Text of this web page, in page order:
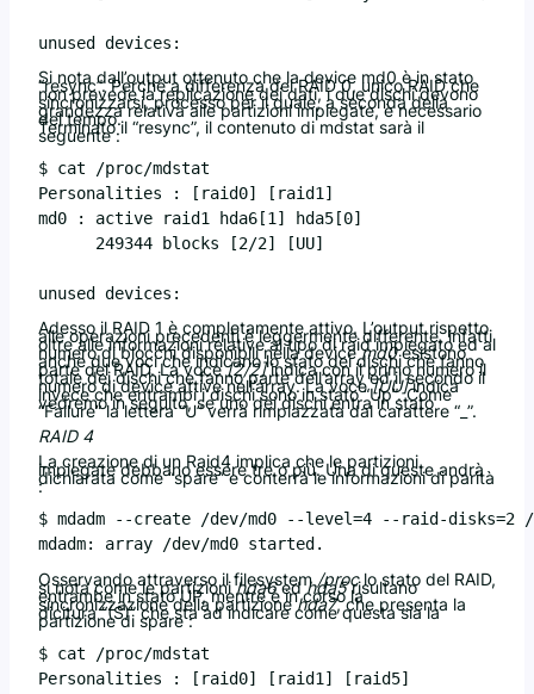
unused devices:
Si nota dall’output ottenuto che la device md0 è in stato
“resync”. Perché a differenza del RAID 0, unico RAID che
non prevede la replicazione dei dati, i due dischi devono
sincronizzarsi, processo per il quale, a seconda della
grandezza relativa alle partizioni impiegate, è necessario
del tempo.
Terminato il “resync”, il contenuto di mdstat sarà il
seguente :
$ cat /proc/mdstat
Personalities : [raid0] [raid1]
md0 : active raid1 hda6[1] hda5[0]
      249344 blocks [2/2] [UU]
unused devices:
Adesso il RAID 1 è completamente attivo. L’output rispetto
alle operazioni precedenti è leggermente differente, infatti
oltre alle informazioni relative al tipo di raid impiegato ed al
numero di blocchi disponibili nella devicemd0esistono
anche due voci che indicano lo stato dei dischi che fanno
parte del RAID. La voce[2/2]indica con il primo numero il
totale dei dischi che fanno parte dell’array ed il secondo il
numero di device attive nell’array. La voce[UU]indica
invece che entrambi i dischi sono in stato “Up”. Come
vedremo in seguito, se uno dei dischi entra in stato
“Failure” la lettera “U” verrà rimpiazzata dal carattere “_”.
RAID 4
La creazione di un Raid4 implica che le partizioni
impiegate debbano essere tre o più. Una di queste andrà
dichiarata come “spare” e conterrà le informazioni di parità
:
$ mdadm --create /dev/md0 --level=4 --raid-disks=2
Osservando attraverso il filesystem /proclo stato del RAID,
si nota come le partizionihda6edhda5risultano
entrambe in stato UP, mentre è in corso la
sincronizzazione della partizionehda7, che presenta la
dicitura “(S)” che sta ad indicare come questa sia la
partizione di spare :
$ cat /proc/mdstat
Personalities : [raid0] [raid1] [raid5]